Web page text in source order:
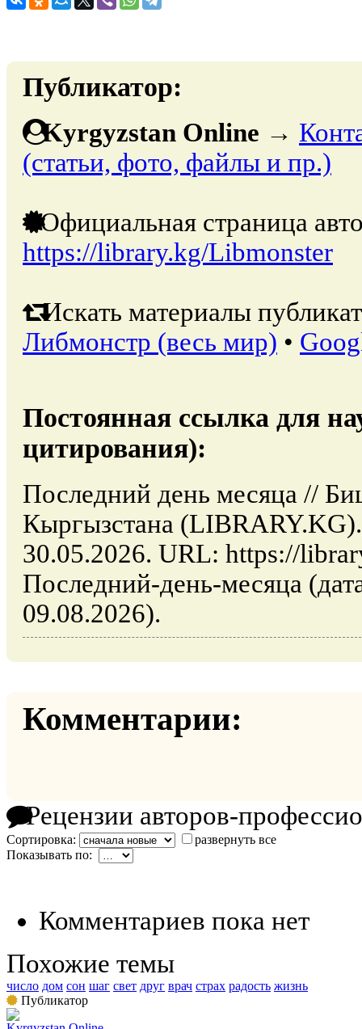
Публикатор:
Kyrgyzstan Online →
(статьи, фото, файлы и пр.)
Официальная страница
https://library.kg/Libmonster
Искать материалы
Либмонстр (весь мир) •
Постоянная ссылка для
цитирования):
Последний день месяца //
Кыргызстана
30.05.2026. URL: https://
Последний-день-месяца
09.08.2026).
Комментарии:
Рецензии авторов-
Сортировка:
развернуть все
Показывать по:
Комментариев пока нет
Похожие темы
число дом сон шаг свет друг врач страх радость жизнь
Публикатор